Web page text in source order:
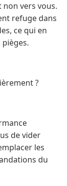
vers vous.
refuge dans
ce qui en
?
de vider
les
du